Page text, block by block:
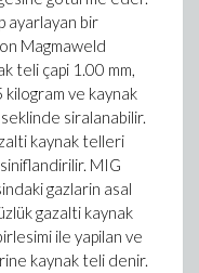
ayarlayan bir
Magmaweld
teli çapi 1.00 mm,
kilogram ve kaynak
siralanabilir.
kaynak telleri
MIG
gazlarin asal
gazalti kaynak
ile yapilan ve
kaynak teli denir.